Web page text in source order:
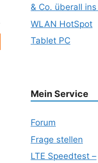
& Co. überall
WLAN HotSpot
Tablet PC
Mein Service
Forum
Frage stellen
LTE Speedtest –